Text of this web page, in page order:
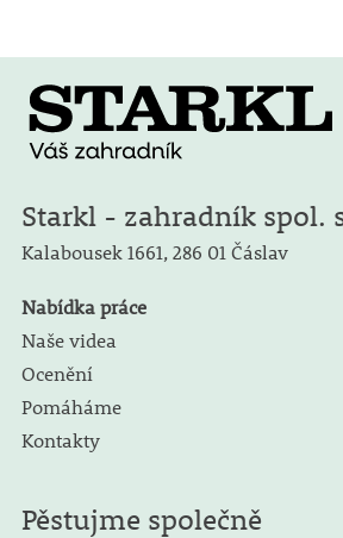
Starkl - zahradník spol.
Kalabousek 1661, 286 01 Čáslav
Nabídka práce
Naše videa
Ocenění
Pomáháme
Kontakty
Pěstujme společně